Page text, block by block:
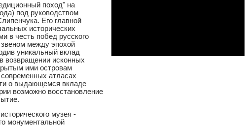
поход" на
под руководством
Его главной
исторических
в честь побед русского
между эпохой
уникальный вклад
возвращении исконных
ими островам
атласах
о выдающемся вкладе
возможно восстановление
музея -
монументальной